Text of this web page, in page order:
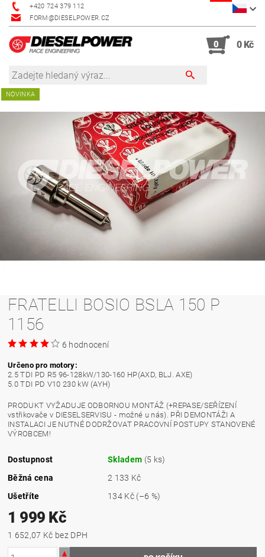
+420 724 379 112
FORM@DIESELPOWER.CZ
0 0 Kč
NOVINKA
FRATELLI BOSIO BSLA 150 P
1156
6 hodnocení
Určeno pro motory:
2.5 TDI PD R5 96-128kW/130-160 HP(AXD, BLJ. AXE)
5.0 TDI PD V10 230 kW (AYH)
PRODUKT VYŽADUJE ODBORNOU MONTÁŽ (+REPASE/SEŘÍZENÍ
vstřikovače v DIESELSERVISU - možné u nás). PŘI DEMONTÁŽI A
INSTALACI JE NUTNÉ DODRŽOVAT PRACOVNÍ POSTUPY STANOVENÉ
VÝROBCEM!
Dostupnost Skladem (5 ks)
Běžná cena
2 133 Kč
Ušetříte
134 Kč (–6 %)
1 999 Kč
1 652,07 Kč bez DPH